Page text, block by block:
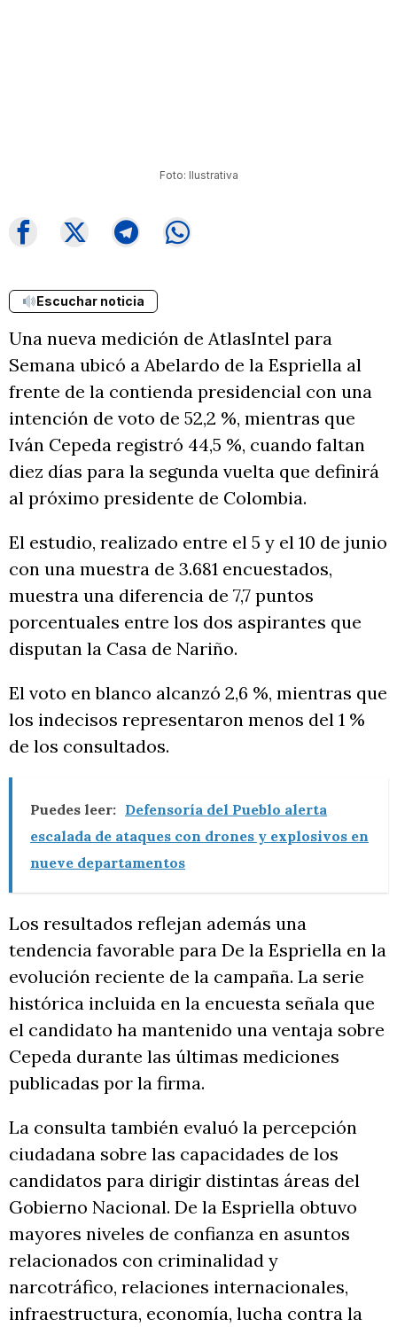
Foto: Ilustrativa
Escuchar noticia
Una nueva medición de AtlasIntel para
Semana ubicó a Abelardo de la Espriella al
frente de la contienda presidencial con una
intención de voto de 52,2 %, mientras que
Iván Cepeda registró 44,5 %, cuando faltan
diez días para la segunda vuelta que definirá
al próximo presidente de Colombia.
El estudio, realizado entre el 5 y el 10 de junio
con una muestra de 3.681 encuestados,
muestra una diferencia de 7,7 puntos
porcentuales entre los dos aspirantes que
disputan la Casa de Nariño.
El voto en blanco alcanzó 2,6 %, mientras que
los indecisos representaron menos del 1 %
de los consultados.
Puedes leer: Defensoría del Pueblo alerta
escalada de ataques con drones y explosivos en
nueve departamentos
Los resultados reflejan además una
tendencia favorable para De la Espriella en la
evolución reciente de la campaña. La serie
histórica incluida en la encuesta señala que
el candidato ha mantenido una ventaja sobre
Cepeda durante las últimas mediciones
publicadas por la firma.
La consulta también evaluó la percepción
ciudadana sobre las capacidades de los
candidatos para dirigir distintas áreas del
Gobierno Nacional. De la Espriella obtuvo
mayores niveles de confianza en asuntos
relacionados con criminalidad y
narcotráfico, relaciones internacionales,
infraestructura, economía, lucha contra la